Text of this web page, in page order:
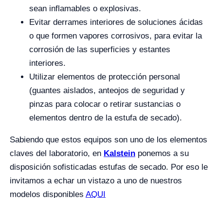
sean inflamables o explosivas.
Evitar derrames interiores de soluciones ácidas
o que formen vapores corrosivos, para evitar la
corrosión de las superficies y estantes
interiores.
Utilizar elementos de protección personal
(guantes aislados, anteojos de seguridad y
pinzas para colocar o retirar sustancias o
elementos dentro de la estufa de secado).
Sabiendo que estos equipos son uno de los elementos
claves del laboratorio, en Kalstein ponemos a su
disposición sofisticadas estufas de secado. Por eso le
invitamos a echar un vistazo a uno de nuestros
modelos disponibles AQUI